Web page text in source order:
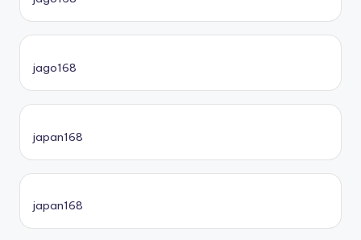
jago168
japan168
japan168